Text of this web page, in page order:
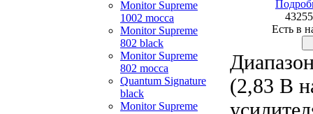
Monitor Supreme
1002 mocca
Monitor Supreme
802 black
Monitor Supreme
802 mocca
Quantum Signature
black
Monitor Supreme
Есть в
(2,83 В